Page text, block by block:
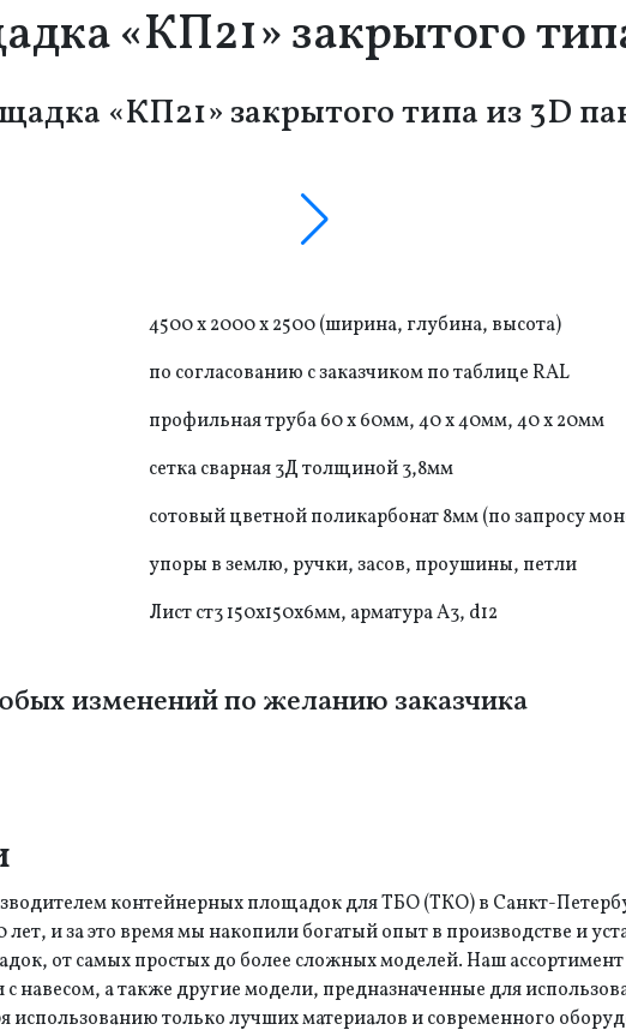
«КП21» закрытого
«КП21» закрытого типа из 3D
4500 x 2000 x 2500 (ширина, глубина, высота)
по согласованию с заказчиком по таблице RAL
профильная труба 60 х 60мм, 40 х 40мм, 40 х 20мм
сетка сварная 3Д толщиной 3,8мм
сотовый цветной поликарбонат 8мм (по запросу
упоры в землю, ручки, засов, проушины, петли
Лист ст3 150х150х6мм, арматура А3, d12
изменений по желанию заказчика
контейнерных площадок для ТБО (ТКО) в Санкт-
и за это время мы накопили богатый опыт в производстве и
от самых простых до более сложных моделей. Наш
а также другие модели, предназначенные для
использованию только лучших материалов и современного